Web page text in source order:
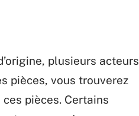
plusieurs acteurs
pièces, vous trouverez
pièces. Certains